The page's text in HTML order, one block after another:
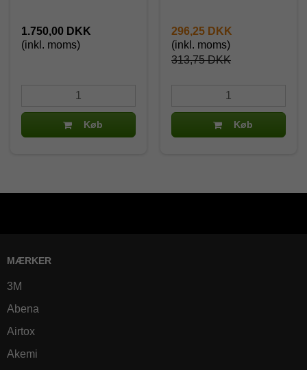
1.750,00 DKK
(inkl. moms)
Køb
313,75 DKK
296,25 DKK
(inkl. moms)
Køb
MÆRKER
3M
Abena
Airtox
Akemi